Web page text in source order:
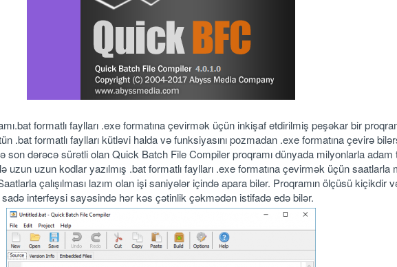
formatlı faylları .exe formatına çevirmək üçün inkişaf etdirilmiş peşəkar bir
.bat formatlı faylları kütləvi halda və funksiyasını pozmadan .exe formatına çevirə
son dərəcə sürətli olan Quick Batch File Compiler proqramı dünyada milyonlarla adam
uzun uzun kodlar yazılmış .bat formatlı faylları .exe formatına çevirmək üçün saatlarla
çalışılması lazım olan işi saniyələr içində apara bilər. Proqramın ölçüsü kiçikdir
interfeysi sayəsində hər kəs çətinlik çəkmədən istifadə edə bilər.